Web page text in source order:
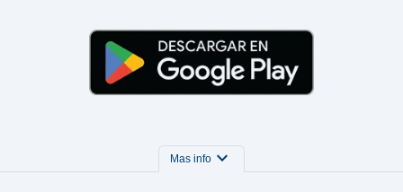
Mas info expand_more